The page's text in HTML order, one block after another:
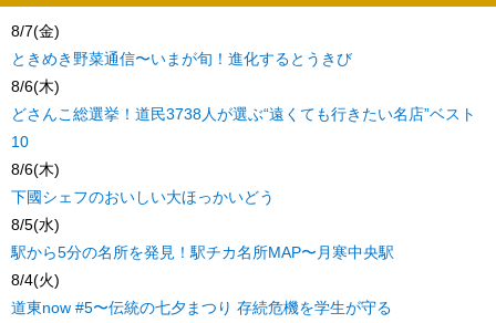
8/7(金)
ときめき野菜通信〜いまが旬！進化するとうきび
8/6(木)
どさんこ総選挙！道民3738人が選ぶ“遠くても行きたい名店”ベスト
10
8/6(木)
下國シェフのおいしい大ほっかいどう
8/5(水)
駅から5分の名所を発見！駅チカ名所MAP〜月寒中央駅
8/4(火)
道東now #5〜伝統の七夕まつり 存続危機を学生が守る